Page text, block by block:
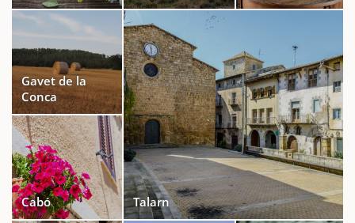
Gavet de la
Conca
Cabó Talarn